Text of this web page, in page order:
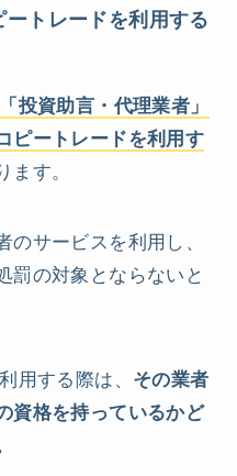
トレードを利用する
「投資助言・代理業者」
ピートレードを利用す
ます。
サービスを利用し、
罰の対象とならないと
用する際は、 その業者
資格を持っているかど